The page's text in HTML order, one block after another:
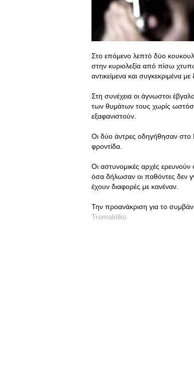
Στο επόμενο λεπτό δύο
στην κυριολεξία από πίσω
αντικείμενα και συγκεκριμένα με
Στη συνέχεια οι άγνωστοι
των θυμάτων τους χωρίς
εξαφανιστούν.
Οι δύο άντρες οδηγήθησαν στο
φροντίδα.
Οι αστυνομικές αρχές
όσα δήλωσαν οι παθόντες δεν
έχουν διαφορές με κανέναν.
Την προανάκριση για το συμβάν
Tromaktiko